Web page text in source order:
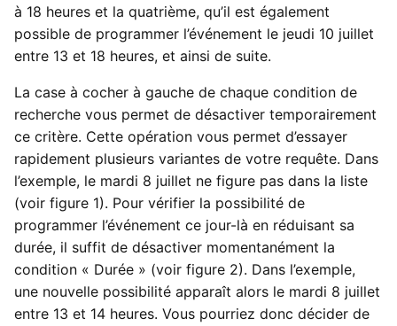
à 18 heures et la quatrième, qu’il est également
possible de programmer l’événement le jeudi 10 juillet
entre 13 et 18 heures, et ainsi de suite.
La case à cocher à gauche de chaque condition de
recherche vous permet de désactiver temporairement
ce critère. Cette opération vous permet d’essayer
rapidement plusieurs variantes de votre requête. Dans
l’exemple, le mardi 8 juillet ne figure pas dans la liste
(voir figure 1). Pour vérifier la possibilité de
programmer l’événement ce jour-là en réduisant sa
durée, il suffit de désactiver momentanément la
condition « Durée » (voir figure 2). Dans l’exemple,
une nouvelle possibilité apparaît alors le mardi 8 juillet
entre 13 et 14 heures. Vous pourriez donc décider de